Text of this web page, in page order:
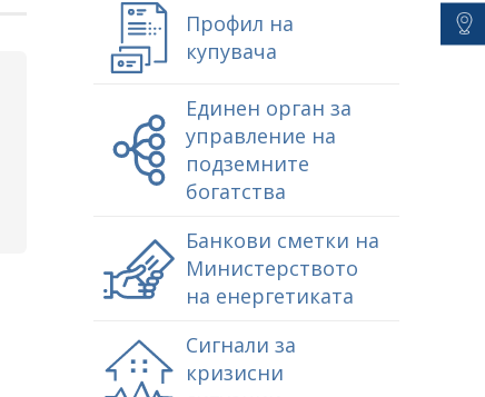
Профил на
купувача
Единен орган за
управление на
подземните
богатства
Банкови сметки на
Министерството
на енергетиката
Сигнали за
кризисни